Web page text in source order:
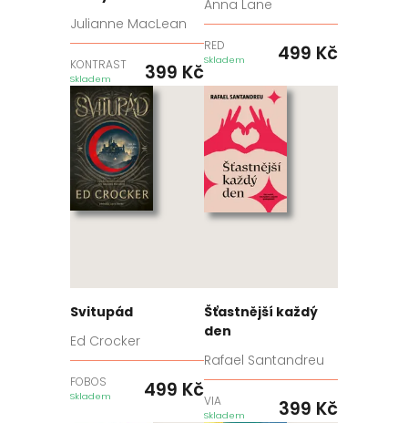
Julianne MacLean
KONTRAST
Skladem 399 Kč
Anna Lane
RED
Skladem 499 Kč
Svitupád
Ed Crocker
FOBOS
Skladem 499 Kč
Šťastnější každý
den
Rafael Santandreu
VIA
Skladem 399 Kč